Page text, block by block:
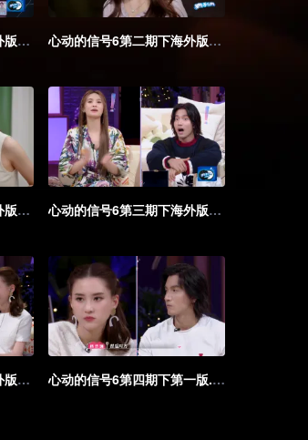
心动的信号6第二期上海外版第一版.mp4 心动的信号6第二期下海外版第一版.mp4
心动的信号6第三期中海外版第一版.mp4 心动的信号6第三期下海外版第一版
心动的信号6第四期中海外版第一版.mp4 心动的信号6第四期下第一版.mp4